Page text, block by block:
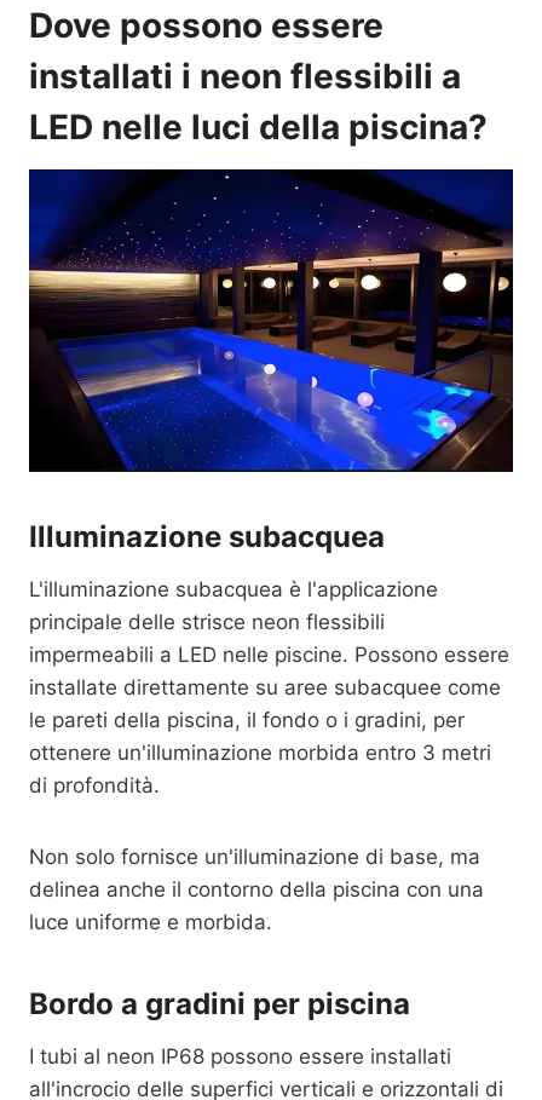
Dove possono essere
installati i neon flessibili a
LED nelle luci della piscina?
Illuminazione subacquea
L'illuminazione subacquea è l'applicazione
principale delle strisce neon flessibili
impermeabili a LED nelle piscine. Possono essere
installate direttamente su aree subacquee come
le pareti della piscina, il fondo o i gradini, per
ottenere un'illuminazione morbida entro 3 metri
di profondità.
Non solo fornisce un'illuminazione di base, ma
delinea anche il contorno della piscina con una
luce uniforme e morbida.
Bordo a gradini per piscina
I tubi al neon IP68 possono essere installati
all'incrocio delle superfici verticali e orizzontali di